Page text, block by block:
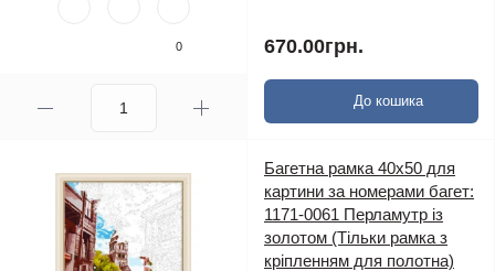
0 670.00грн.
До кошика
Багетна рамка 40х50 для
картини за номерами багет:
1171-0061 Перламутр iз
золотом (Тільки рамка з
кріпленням для полотна)